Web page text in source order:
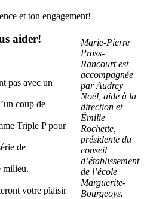
et ton engagement!
Marie-Pierre
Pross-
Rancourt est
accompagnée
par Audrey
Noël, aide à la
direction et
Émilie
Rochette,
présidente du
conseil
d’établissement
de l’école
Marguerite-
Bourgeoys.
aider!
pas avec un
coup de
Triple P pour
de
milieu.
votre plaisir